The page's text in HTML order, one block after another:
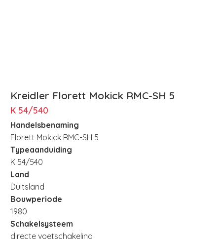
Kreidler Florett Mokick RMC-SH 5
K 54/540
Handelsbenaming
Florett Mokick RMC-SH 5
Typeaanduiding
K 54/540
Land
Duitsland
Bouwperiode
1980
Schakelsysteem
directe voetschakeling